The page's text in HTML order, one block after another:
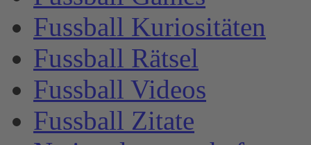
Fussball Kuriositäten
Fussball Rätsel
Fussball Videos
Fussball Zitate